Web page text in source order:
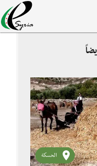
الحسكة